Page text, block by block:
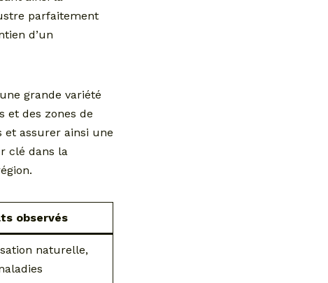
parfaitement
d’un
grande variété
et des zones de
et assurer ainsi une
clé dans la
observés
naturelle,